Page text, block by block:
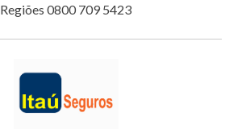
Regiões 0800 709 5423